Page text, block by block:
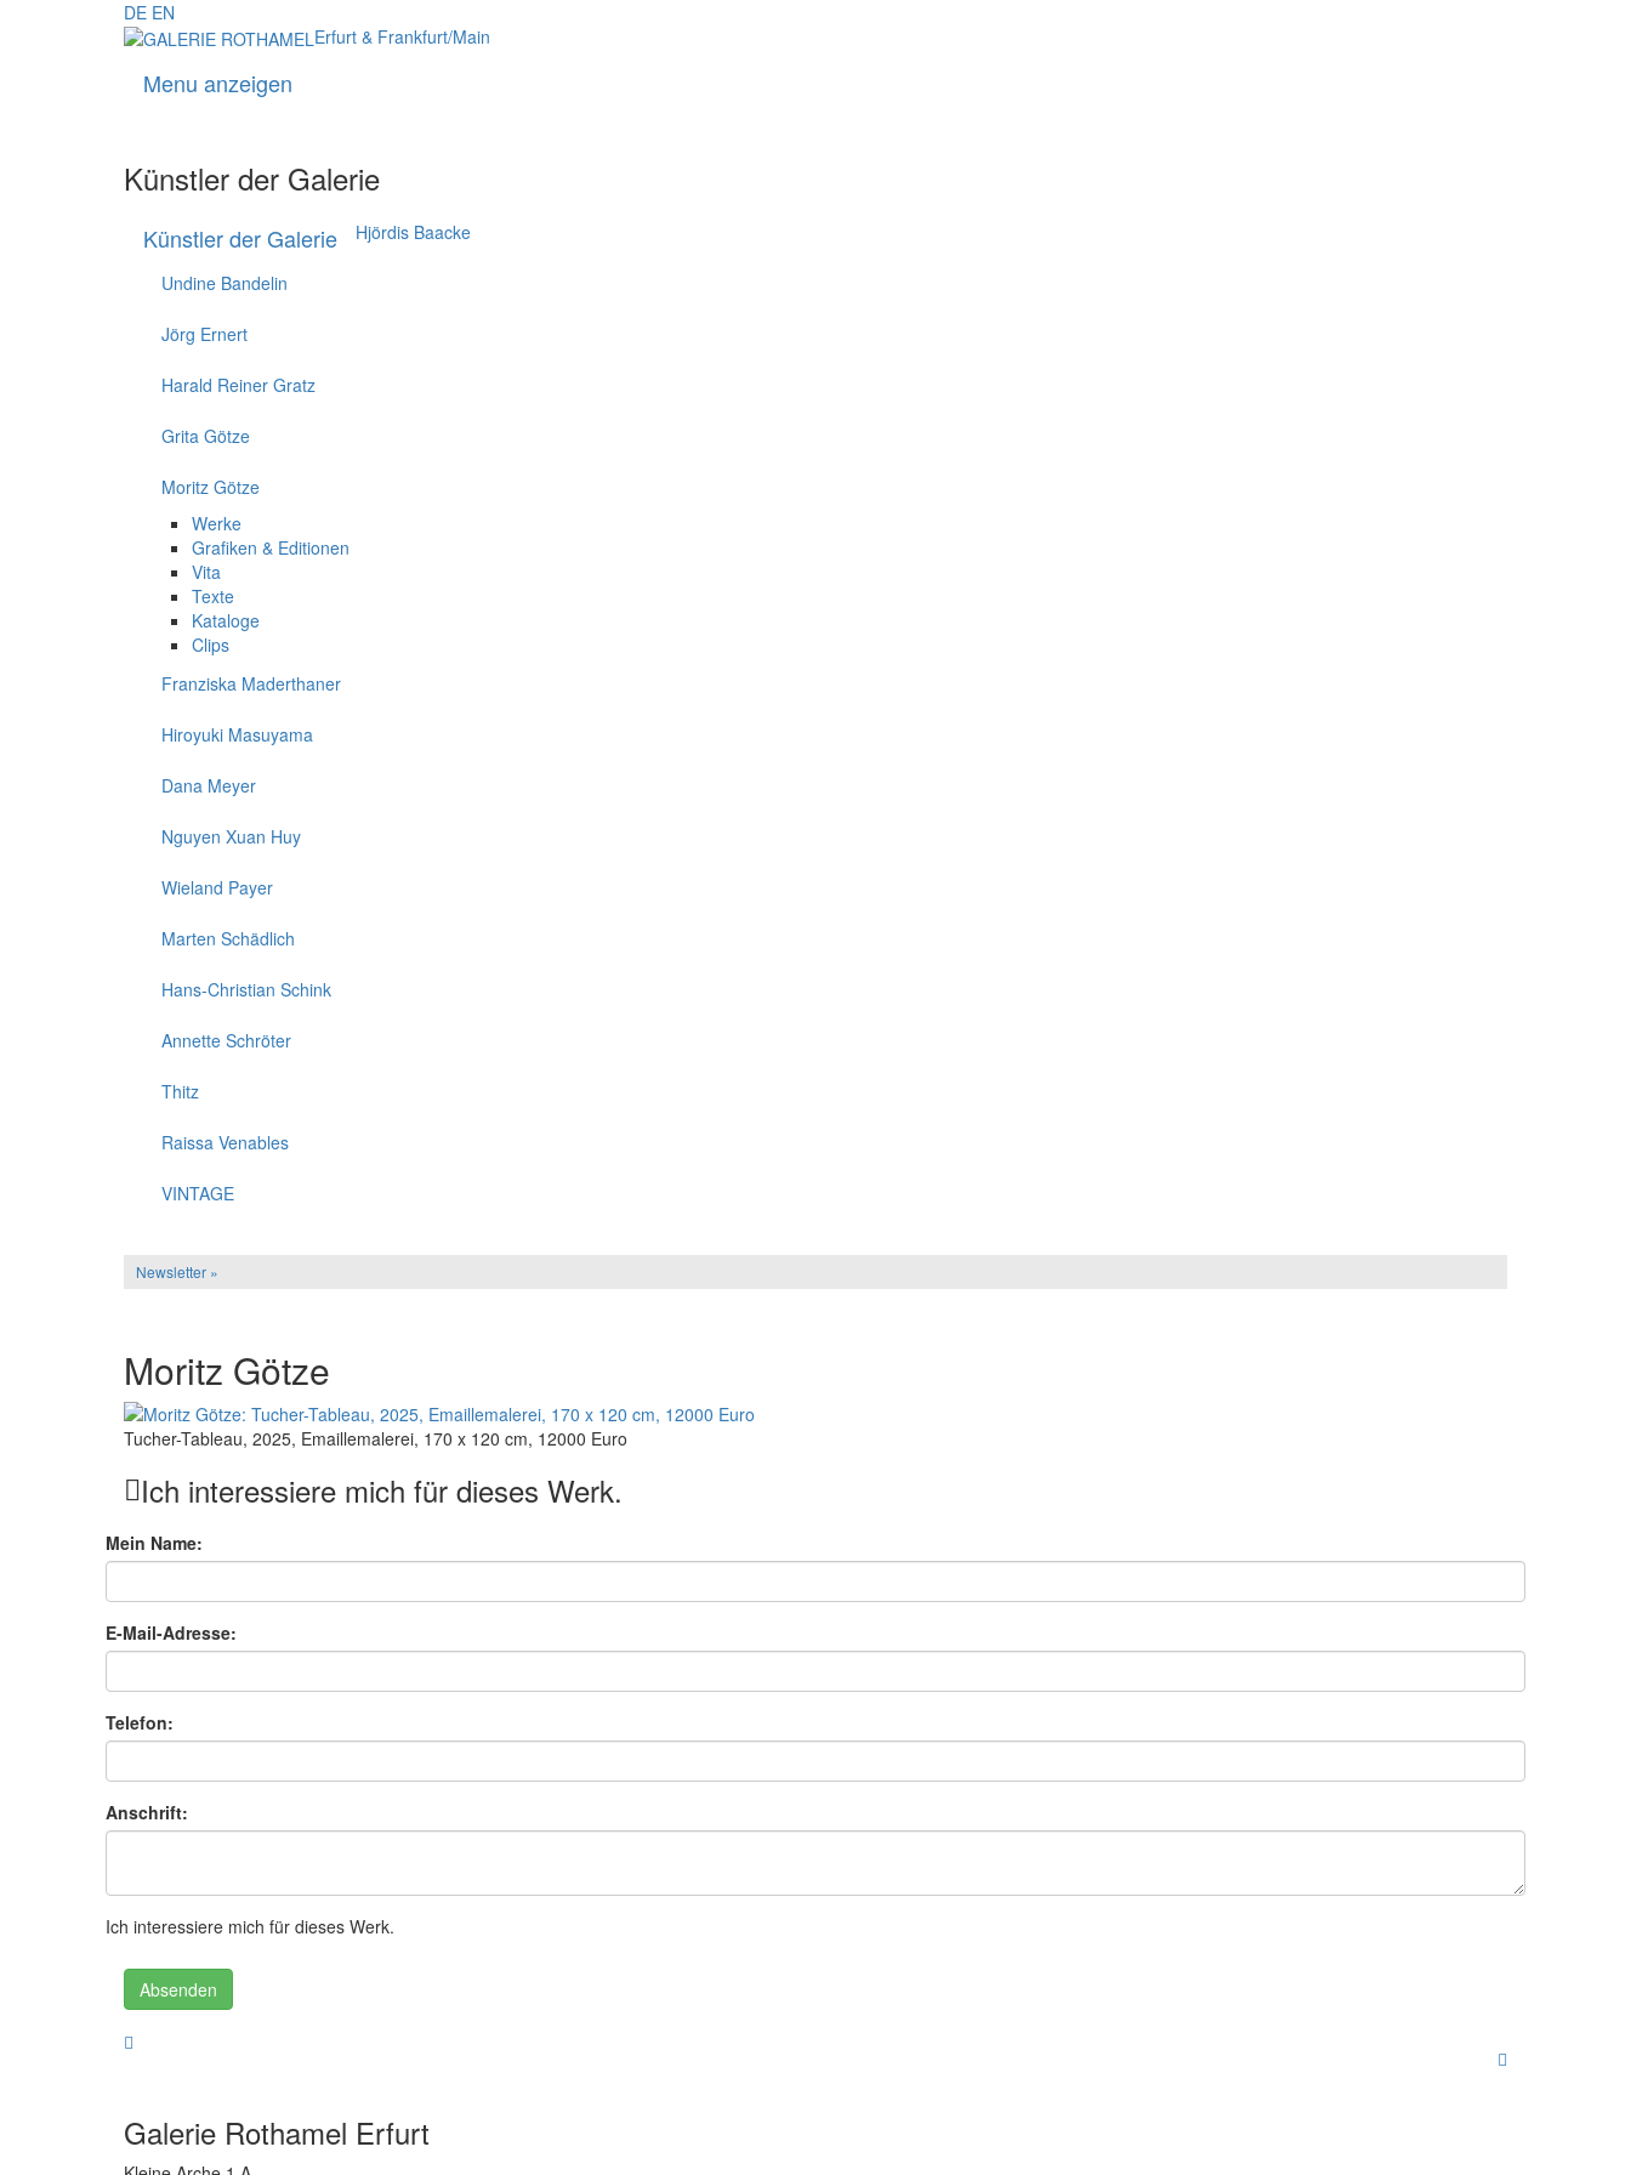
DE EN
Erfurt & Frankfurt/Main
Menu anzeigen
Künstler der Galerie
Künstler der Galerie Hjördis Baacke
Undine Bandelin
Jörg Ernert
Harald Reiner Gratz
Grita Götze
Moritz Götze
Werke
Grafiken & Editionen
Vita
Texte
Kataloge
Clips
Franziska Maderthaner
Hiroyuki Masuyama
Dana Meyer
Nguyen Xuan Huy
Wieland Payer
Marten Schädlich
Hans-Christian Schink
Annette Schröter
Thitz
Raissa Venables
VINTAGE
Newsletter »
Moritz Götze
Tucher-Tableau, 2025, Emaillemalerei, 170 x 120 cm, 12000 Euro
Ich interessiere mich für dieses Werk.
Mein Name:
E-Mail-Adresse:
Telefon:
Anschrift:
Ich interessiere mich für dieses Werk.
Absenden
Galerie Rothamel Erfurt